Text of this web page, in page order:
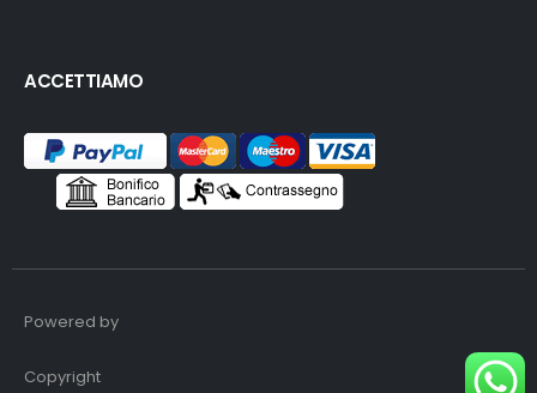
ACCETTIAMO
Powered by
Copyright